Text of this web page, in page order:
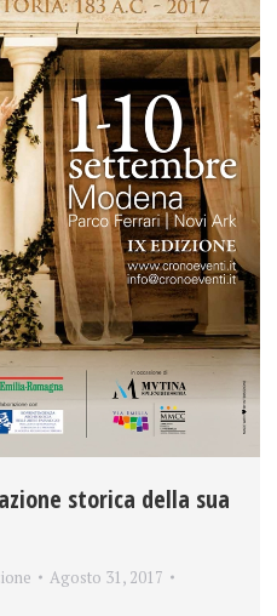
storica della sua
Agosto 31, 2017